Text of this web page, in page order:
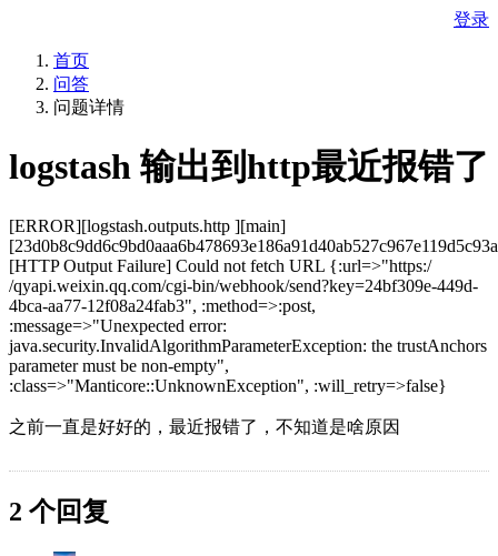
登录
首页
问答
问题详情
logstash 输出到http最近报错了
[ERROR][logstash.outputs.http ][main]
[HTTP Output Failure] Could not fetch URL {:url=>"https:/
/qyapi.weixin.qq.com/cgi-bin/webhook/send?key=24bf309e-449d-
4bca-aa77-12f08a24fab3", :method=>:post,
:message=>"Unexpected error:
java.security.InvalidAlgorithmParameterException: the trustAnchors
parameter must be non-empty",
:class=>"Manticore::UnknownException", :will_retry=>false}
之前一直是好好的，最近报错了，不知道是啥原因
2 个回复